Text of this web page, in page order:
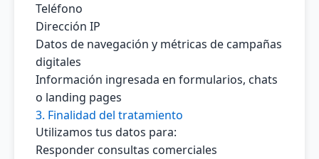
Teléfono
Dirección IP
Datos de navegación y métricas de campañas
digitales
Información ingresada en formularios, chats
o landing pages
3. Finalidad del tratamiento
Utilizamos tus datos para:
Responder consultas comerciales